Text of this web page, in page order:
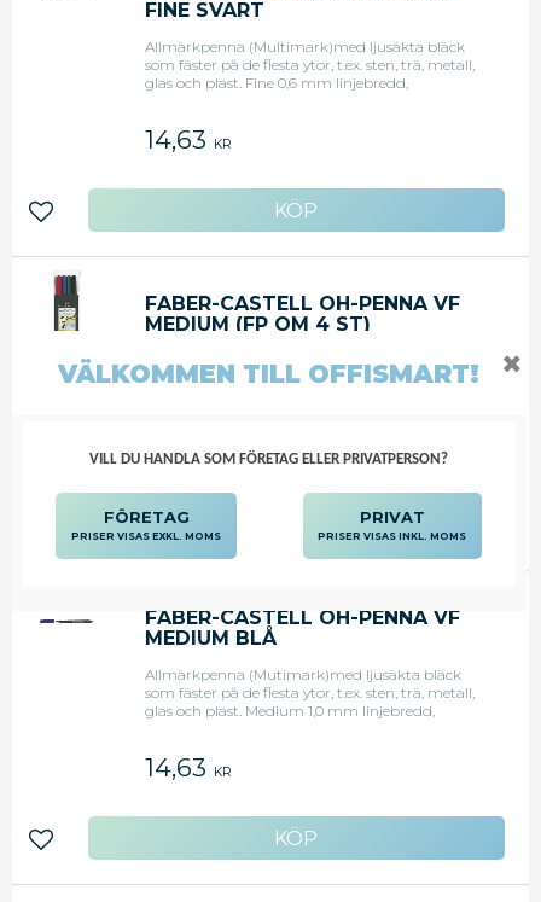
FINE SVART
Allmärkpenna (Multimark)med ljusäkta bläck
som fäster på de flesta ytor, t.ex. sten, trä, metall,
glas och plast. Fine 0,6 mm linjebredd,
14,63 KR
Lägg till i favoriter
FABER-CASTELL OH-PENNA VF
MEDIUM (FP OM 4 ST)
Allmärkpenna (Multimark) med ljusäkta bläck
som fäster på de flesta ytor, t.ex. sten, trä, metall,
54,50 KR
Lägg till i favoriter
FABER-CASTELL OH-PENNA VF
MEDIUM BLÅ
Allmärkpenna (Mutimark)med ljusäkta bläck
som fäster på de flesta ytor, t.ex. sten, trä, metall,
glas och plast. Medium 1,0 mm linjebredd,
14,63 KR
Lägg till i favoriter
VÄLKOMMEN TILL OFFISMART!
VILL DU HANDLA SOM FÖRETAG ELLER PRIVATPERSON?
FÖRETAG
PRISER VISAS EXKL. MOMS
PRIVAT
PRISER VISAS INKL. MOMS
✖